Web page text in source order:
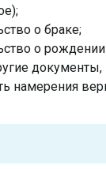
о браке;
о
документы,
намерения